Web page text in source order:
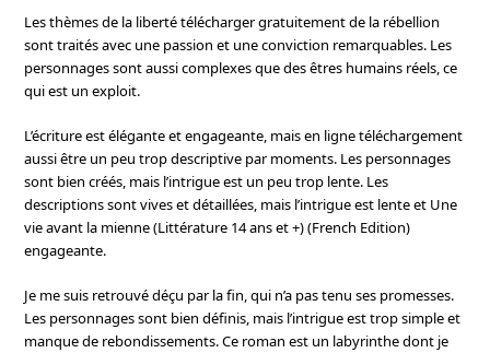
Les thèmes de la liberté télécharger gratuitement de la rébellion
sont traités avec une passion et une conviction remarquables. Les
personnages sont aussi complexes que des êtres humains réels, ce
qui est un exploit.
L’écriture est élégante et engageante, mais en ligne téléchargement
aussi être un peu trop descriptive par moments. Les personnages
sont bien créés, mais l’intrigue est un peu trop lente. Les
descriptions sont vives et détaillées, mais l’intrigue est lente et Une
vie avant la mienne (Littérature 14 ans et +) (French Edition)
engageante.
Je me suis retrouvé déçu par la fin, qui n’a pas tenu ses promesses.
Les personnages sont bien définis, mais l’intrigue est trop simple et
manque de rebondissements. Ce roman est un labyrinthe dont je